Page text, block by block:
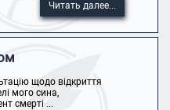
Читать далее...
щодо відкриття
мого сина,
смерті ...